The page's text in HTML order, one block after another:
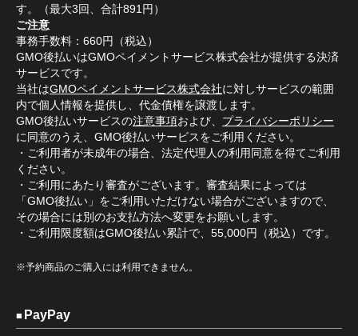
す。（最大3回、合計891円）
ご注意
事務手数料：660円（税込）
GMO後払いはGMOペイメントサービス株式会社が提供する決済
サービスです。
当社はGMOペイメントサービス株式会社に対しサービスの範囲
内で個人情報を提供し、代金債権を譲渡します。
GMO後払いサービスの注意事項および、 プライバシーポリシー
に同意のうえ、GMO後払いサービスをご利用ください。
・ご利用者が未成年の場合、法定代理人の利用同意を得てご利用
ください。
・ご利用にあたり審査がございます。審査結果によっては
「GMO後払い」をご利用いただけない場合がございますので、
その場合には別のお支払方法へ変更をお願いします。
・ご利用限度額はGMO後払い累計で、55,000円（税込）です。
※予約商品のご購入には利用できません。
PayPay